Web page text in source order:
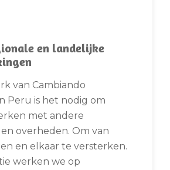
en landelijke
van Cambiando
Peru is het nodig om
met andere
overheden. Om van
en elkaar te versterken.
werken we op